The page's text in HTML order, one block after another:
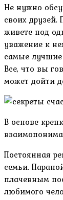
Не нужно
своих
живете под
уважение к
самые лучшие
Все, что вы
может дойти
В основе
Постоянная
семьи.
плачевным
любимого